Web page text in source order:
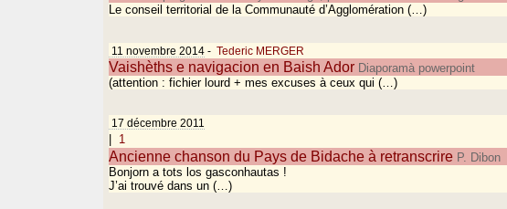
Le conseil territorial de la Communauté d’Agglomération (…)
11 novembre 2014 - Tederic MERGER
Vaishèths e navigacion en Baish Ador Diaporamà powerpoint
(attention : fichier lourd + mes excuses à ceux qui (…)
17 décembre 2011
1
Ancienne chanson du Pays de Bidache à retranscrire P. Dibon
Bonjorn a tots los gasconhautas !
J’ai trouvé dans un (…)